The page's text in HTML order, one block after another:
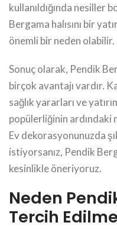
kullanıldığında nesiller
Bergama halısını bir
önemli bir neden olabilir.
Sonuç olarak, Pendik
birçok avantajı vardır.
sağlık yararları ve
popülerliğinin ardındaki
Ev dekorasyonunuzda
istiyorsanız, Pendik
kesinlikle öneriyoruz.
Neden
Tercih